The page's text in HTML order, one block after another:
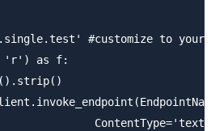
#customize to
'r') as f: